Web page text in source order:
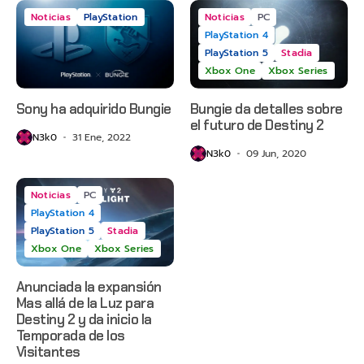
Noticias PlayStation
Sony ha adquirido Bungie
N3k0 31 Ene, 2022
Noticias
PC
PlayStation 4
PlayStation 5
Stadia
Xbox One
Xbox Series
Bungie da detalles sobre
el futuro de Destiny 2
N3k0 09 Jun, 2020
Noticias
PC
PlayStation 4
PlayStation 5
Stadia
Xbox One
Xbox Series
Anunciada la expansión
Mas allá de la Luz para
Destiny 2 y da inicio la
Temporada de los
Visitantes